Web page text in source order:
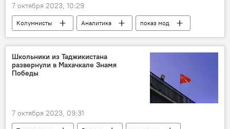
7 октября 2023, 10:29
Колумнисты Аналитика
показ мод
мода
Общество Европа и ЕС
Школьники из Таджикистана
развернули в Махачкале Знамя
Победы
7 октября 2023, 09:31